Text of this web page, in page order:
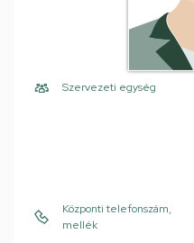
Szervezeti egység
Központi telefonszám,
mellék